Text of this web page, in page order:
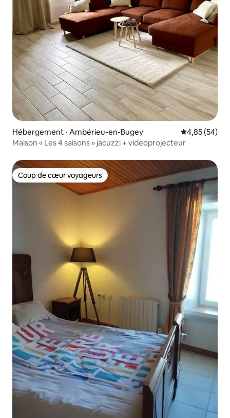
Hébergement ⋅ Ambérieu-en-Bugey Évaluation
4,85 (54)
Maison « Les 4 saisons » jacuzzi + videoprojecteur
Coup de cœur voyageurs
Coup de cœur voyageurs